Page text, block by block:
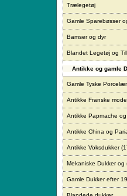
Trælegetøj
Gamle Sparebøsser
Bamser og dyr
Blandet Legetøj og
Antikke og gamle
Gamle Tyske
Antikke Franske
Antikke Papmache
Antikke China og
Antikke Voksdukker
Mekaniske Dukker og
Gamle Dukker efter